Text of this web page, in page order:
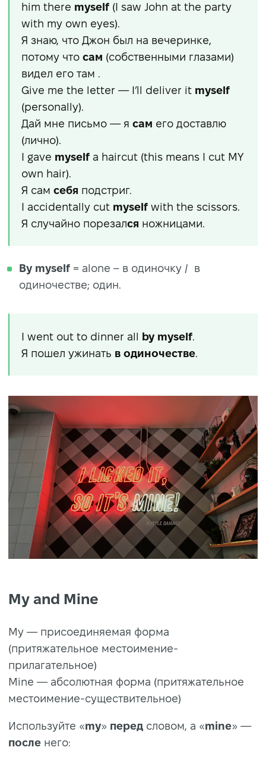
him there myself (I saw John at the party
with my own eyes).
Я знаю, что Джон был на вечеринке,
потому что сам (собственными глазами)
видел его там .
Give me the letter — I’ll deliver it myself
(personally).
Дай мне письмо — я сам его доставлю
(лично).
I gave myself a haircut (this means I cut MY
own hair).
Я сам себя подстриг.
I accidentally cut myself with the scissors.
Я случайно порезался ножницами.
By myself = alone – в одиночку / в
одиночестве; один.
I went out to dinner all by myself.
Я пошел ужинать в одиночестве.
My and Mine
My — присоединяемая форма
(притяжательное местоимение-
прилагательное)
Mine — абсолютная форма (притяжательное
местоимение-существительное)
Используйте «my» перед словом, а «mine» —
после него: